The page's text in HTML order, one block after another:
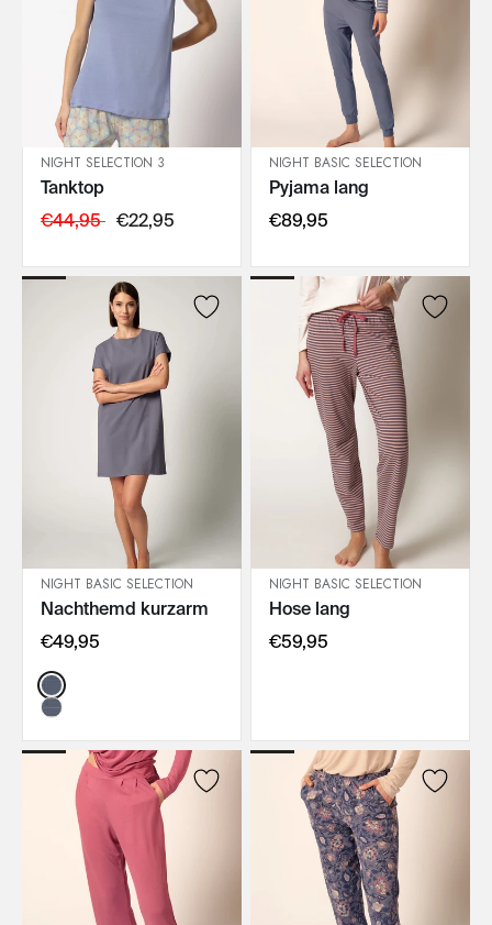
IN DEN WARENKORB
NIGHT SELECTION 3
Tanktop
€44,95 €22,95
IN DEN WARENKORB
NIGHT BASIC SELECTION
Pyjama lang
€89,95
IN DEN WARENKORB
NIGHT BASIC SELECTION
Nachthemd kurzarm
€49,95
Color:
IN DEN WARENKORB
NIGHT BASIC SELECTION
Hose lang
€59,95